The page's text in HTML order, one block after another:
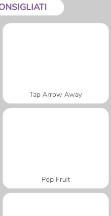
Tap Arrow Away
Pop Fruit